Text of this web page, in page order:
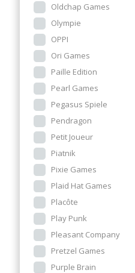
Oldchap Games
Olympie
OPPI
Ori Games
Paille Edition
Pearl Games
Pegasus Spiele
Pendragon
Petit Joueur
Piatnik
Pixie Games
Plaid Hat Games
Placôte
Play Punk
Pleasant Company
Pretzel Games
Purple Brain